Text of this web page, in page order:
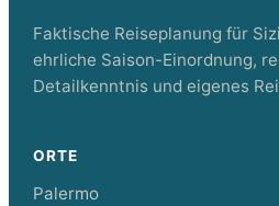
Faktische Reiseplanung für
ehrliche Saison-Einordnung,
Detailkenntnis und eigenes
ORTE
Palermo